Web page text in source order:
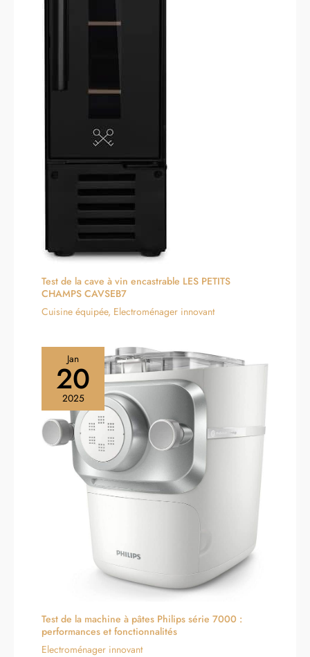
Test de la cave à vin encastrable LES PETITS
CHAMPS CAVSEB7
Cuisine équipée, Electroménager innovant
Jan
20
2025
Test de la machine à pâtes Philips série 7000 :
performances et fonctionnalités
Electroménager innovant